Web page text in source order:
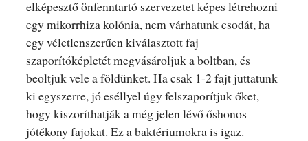
elképesztő önfenntartó szervezetet képes létrehozni
egy mikorrhiza kolónia, nem várhatunk csodát, ha
egy véletlenszerűen kiválasztott faj
szaporítóképletét megvásároljuk a boltban, és
beoltjuk vele a földünket. Ha csak 1-2 fajt juttatunk
ki egyszerre, jó eséllyel úgy felszaporítjuk őket,
hogy kiszoríthatják a még jelen lévő őshonos
jótékony fajokat. Ez a baktériumokra is igaz.